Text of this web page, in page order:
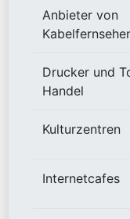
Anbieter von
Drucker und
Handel
Kulturzentren
Internetcafes